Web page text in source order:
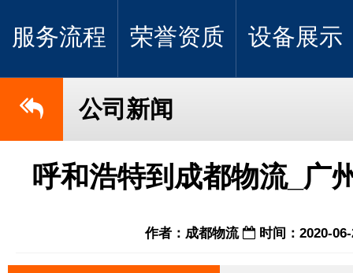
服务流程 荣誉资质 设备展示
公司新闻
呼和浩特到成都物流_广
作者：成都物流 时间：2020-